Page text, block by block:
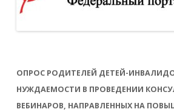
ОПРОС РОДИТЕЛЕЙ ДЕТЕЙ-
НУЖДАЕМОСТИ В ПРОВЕДЕНИИ
ВЕБИНАРОВ, НАПРАВЛЕННЫХ НА